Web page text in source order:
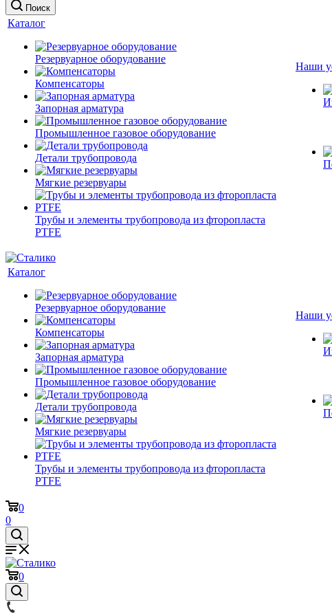
Поиск
Каталог
Резервуарное оборудование
Компенсаторы
Запорная арматура
Промышленное газовое оборудование
Детали трубопровода
Мягкие резервуары
Трубы и элементы трубопровода из фторопласта
PTFE
Наши
Каталог
Резервуарное оборудование
Компенсаторы
Запорная арматура
Промышленное газовое оборудование
Детали трубопровода
Мягкие резервуары
Трубы и элементы трубопровода из фторопласта
PTFE
Наши
0
0
0